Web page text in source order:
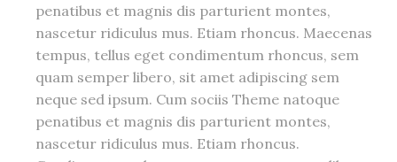
penatibus et magnis dis parturient montes,
nascetur ridiculus mus. Etiam rhoncus. Maecenas
tempus, tellus eget condimentum rhoncus, sem
quam semper libero, sit amet adipiscing sem
neque sed ipsum. Cum sociis Theme natoque
penatibus et magnis dis parturient montes,
nascetur ridiculus mus. Etiam rhoncus.